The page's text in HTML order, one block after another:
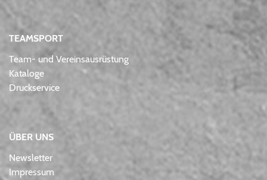
TEAMSPORT
Team- und Vereinsausrüstung
Kataloge
Druckservice
ÜBER UNS
Newsletter
Impressum